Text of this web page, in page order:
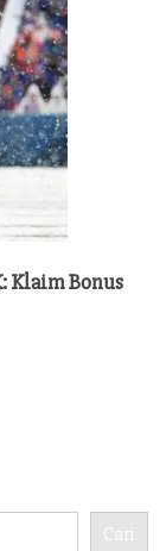
Klaim Bonus
Cari